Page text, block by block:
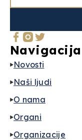
Navigacija
Novosti
Naši ljudi
O nama
Organi
Organizacije